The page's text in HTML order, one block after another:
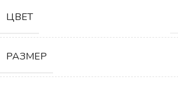
ЦВЕТ
РАЗМЕР